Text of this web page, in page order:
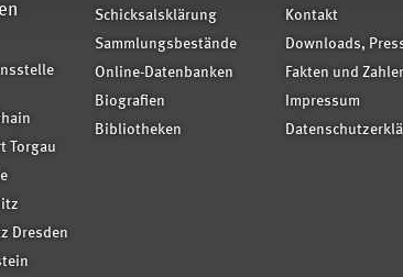
Torgau
Dresden
Schicksalsklärung
Sammlungsbestände
Online-Datenbanken
Biografien
Bibliotheken
Kontakt
Downloads,
Fakten und
Impressum